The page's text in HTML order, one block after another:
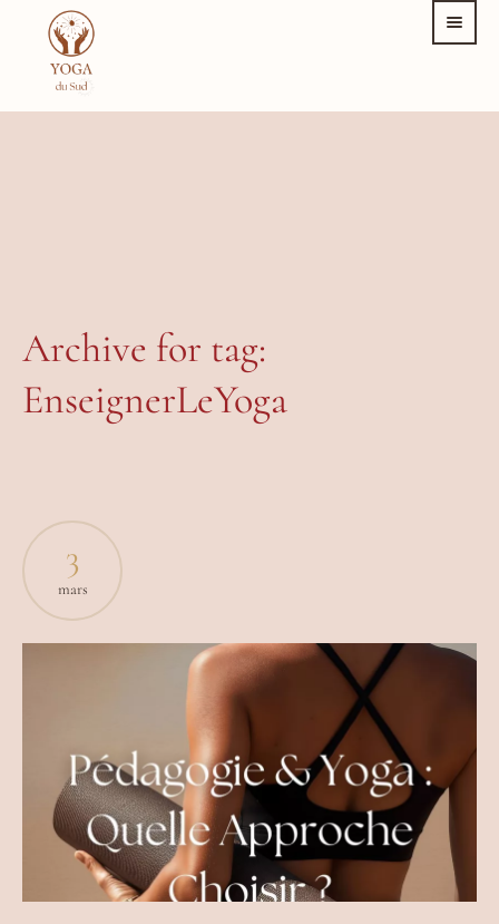
Archive for tag:
EnseignerLeYoga
3
mars